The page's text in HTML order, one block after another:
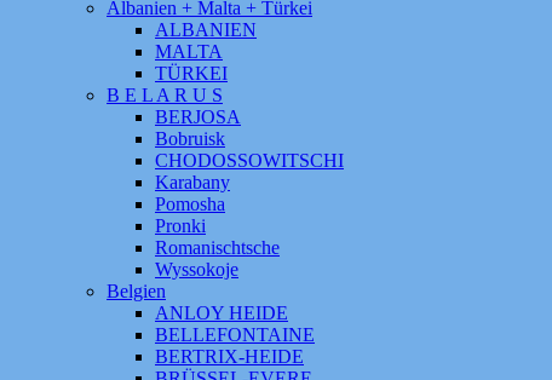
Albanien + Malta + Türkei
ALBANIEN
MALTA
TÜRKEI
B E L A R U S
BERJOSA
Bobruisk
CHODOSSOWITSCHI
Karabany
Pomosha
Pronki
Romanischtsche
Wyssokoje
Belgien
ANLOY HEIDE
BELLEFONTAINE
BERTRIX-HEIDE